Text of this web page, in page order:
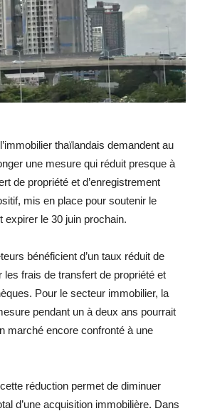
thaïlandais demandent au
une mesure qui réduit presque à
de propriété et d’enregistrement
mis en place pour soutenir le
expirer le 30 juin prochain.
bénéficient d’un taux réduit de
les frais de transfert de propriété et
Pour le secteur immobilier, la
pendant un à deux ans pourrait
marché encore confronté à une
réduction permet de diminuer
d’une acquisition immobilière. Dans